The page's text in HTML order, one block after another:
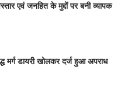
एवं जनहित के मुद्दों पर बनी व्यापक
मर्ग डायरी खोलकर दर्ज हुआ अपराध